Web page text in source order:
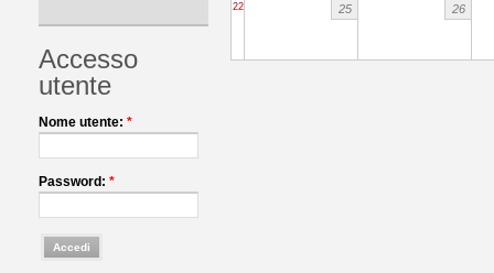
Accesso
utente
Nome utente: *
Password: *
22 25 26